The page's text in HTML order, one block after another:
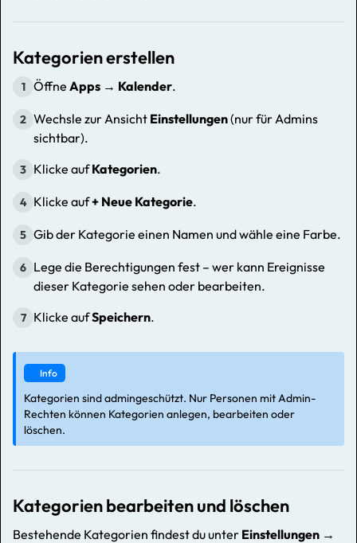
Kategorien erstellen
1 Öffne Apps → Kalender.
2 Wechsle zur Ansicht Einstellungen(nur für Admins
sichtbar).
3 Klicke aufKategorien.
4 Klicke auf+ Neue Kategorie.
5 Gib der Kategorie einen Namen und wähle eine Farbe.
6 Lege die Berechtigungen fest – wer kann Ereignisse
dieser Kategorie sehen oder bearbeiten.
7 Klicke aufSpeichern.
Info
Kategorien sind admingeschützt. Nur Personen mit Admin-
Rechten können Kategorien anlegen, bearbeiten oder
löschen.
Kategorien bearbeiten und löschen
Bestehende Kategorien findest du unter Einstellungen →